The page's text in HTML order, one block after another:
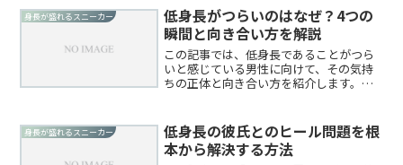
厚底の不安定さ・サイズ選びのミスの3つ
慣れで解消する歩きにくさ...
身長が盛れるスニーカー
低身長がつらいのはなぜ？4つの
瞬間と向き合い方を解説
この記事では、低身長であることがつら
いと感じている男性に向けて、その気持
ちの正体と向き合い方を紹介します。結
する側の問題です。この記事のポイン
ト！低身長のつらさは気にし...
身長が盛れるスニーカー
低身長の彼氏とのヒール問題を根
本から解決する方法